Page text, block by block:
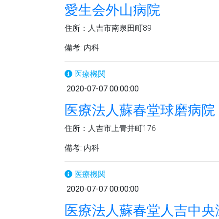
愛生会外山病院
住所：人吉市南泉田町89
備考: 内科
医療機関
2020-07-07 00:00:00
医療法人蘇春堂球磨病院
住所：人吉市上青井町176
備考: 内科
医療機関
2020-07-07 00:00:00
医療法人蘇春堂人吉中